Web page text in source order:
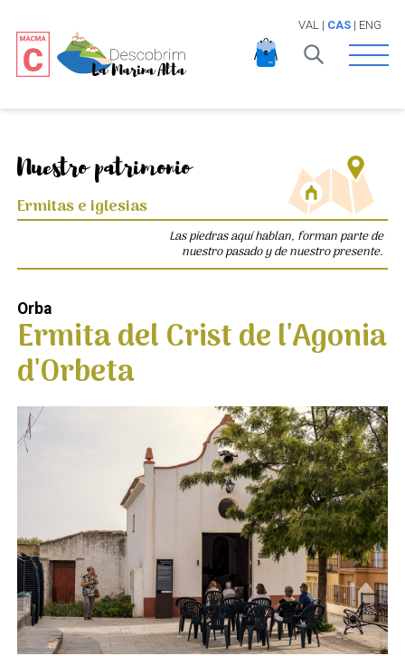
VAL | CAS| ENG
Open
Nuestro patrimonio
Ermitas e iglesias
Las piedras aquí hablan, forman parte de
nuestro pasado y de nuestro presente.
Orba
Ermita del Crist de l'Agonia
d'Orbeta